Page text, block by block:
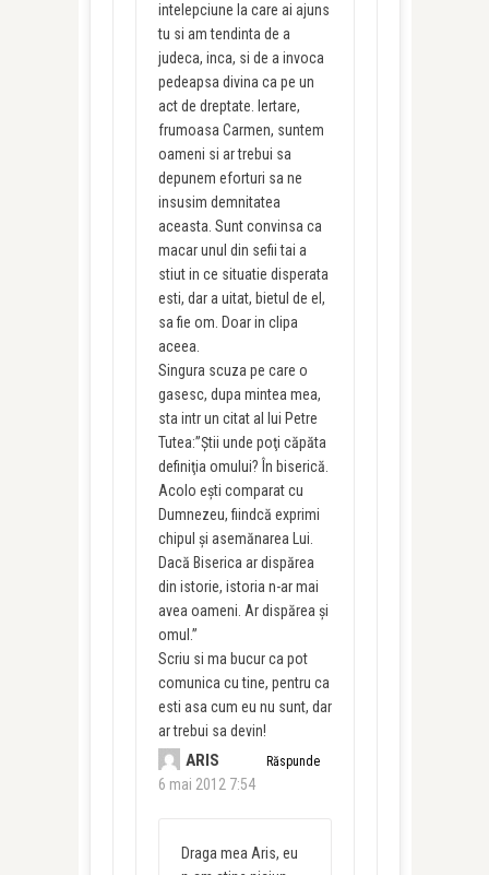
intelepciune la care ai ajuns
tu si am tendinta de a
judeca, inca, si de a invoca
pedeapsa divina ca pe un
act de dreptate. Iertare,
frumoasa Carmen, suntem
oameni si ar trebui sa
depunem eforturi sa ne
insusim demnitatea
aceasta. Sunt convinsa ca
macar unul din sefii tai a
stiut in ce situatie disperata
esti, dar a uitat, bietul de el,
sa fie om. Doar in clipa
aceea.
Singura scuza pe care o
gasesc, dupa mintea mea,
sta intr un citat al lui Petre
Tutea:”Ştii unde poţi căpăta
definiţia omului? În biserică.
Acolo eşti comparat cu
Dumnezeu, fiindcă exprimi
chipul şi asemănarea Lui.
Dacă Biserica ar dispărea
din istorie, istoria n-ar mai
avea oameni. Ar dispărea şi
omul.”
Scriu si ma bucur ca pot
comunica cu tine, pentru ca
esti asa cum eu nu sunt, dar
ar trebui sa devin!
ARIS
6 mai 2012 7:54
Răspunde
Draga mea Aris, eu